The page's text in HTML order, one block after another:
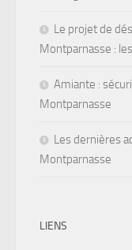
Le projet de
Montparnasse :
Amiante :
Montparnasse
Les dernières
Montparnasse
LIENS